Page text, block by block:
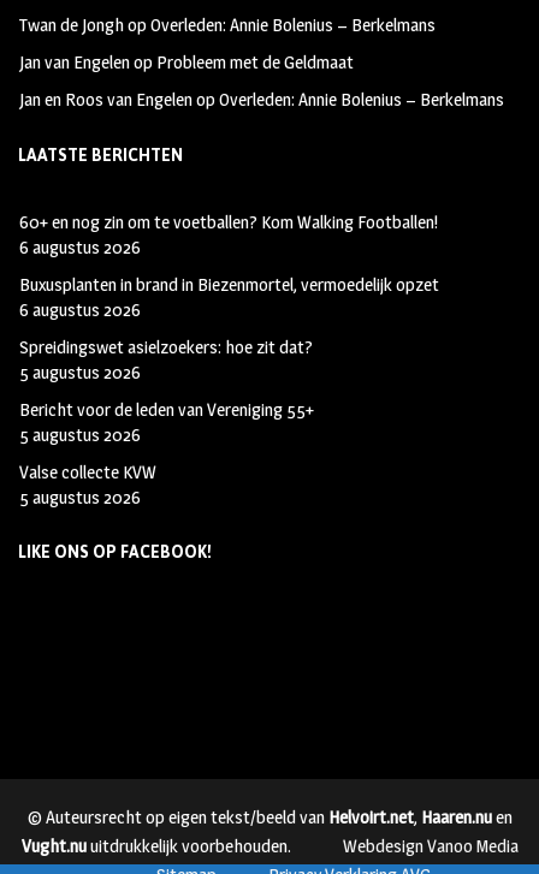
Twan de JonghopOverleden: Annie Bolenius – Berkelmans
Jan van Engelenop Probleem met de Geldmaat
Jan en Roos van EngelenopOverleden: Annie Bolenius – Berkelmans
LAATSTE BERICHTEN
60+ en nog zin om te voetballen? Kom Walking Footballen!
6 augustus 2026
Buxusplanten in brand in Biezenmortel, vermoedelijk opzet
6 augustus 2026
Spreidingswet asielzoekers: hoe zit dat?
5 augustus 2026
Bericht voor de leden van Vereniging 55+
5 augustus 2026
Valse collecte KVW
5 augustus 2026
LIKE ONS OP FACEBOOK!
© Auteursrecht op eigen tekst/beeld van Helvoirt.net, Haaren.nuen
Vught.nuuitdrukkelijk voorbehouden.
Webdesign Vanoo Media